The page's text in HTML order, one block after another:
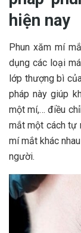
hiện nay
Phun xăm mí
dụng các loại
lớp thượng bì
pháp này giúp
một mí,… điều
mắt một cách tự
mí mắt khác
người.